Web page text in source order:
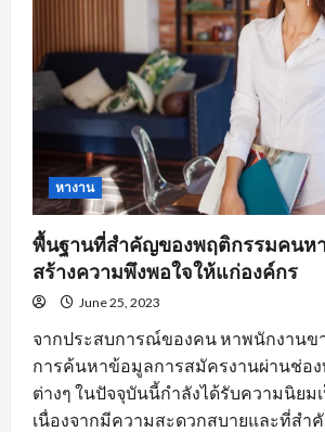
ประสิทธิภาพ
หางาน
พื้นฐานที่สำคัญของพฤติกรรมคนห
สร้างความพึงพอใจให้แก่องค์กร
June 25, 2023
จากประสบการณ์ของคน หาพนักงานข
การค้นหาข้อมูลการสมัครงานผ่านช่อ
ต่างๆ ในปัจจุบันนี้กำลังได้รับความนิยม
เนื่องจากมีความสะดวกสบายและที่ส